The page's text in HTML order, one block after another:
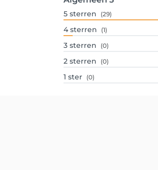
5 sterren (29)
4 sterren (1)
3 sterren (0)
2 sterren (0)
1 ster (0)